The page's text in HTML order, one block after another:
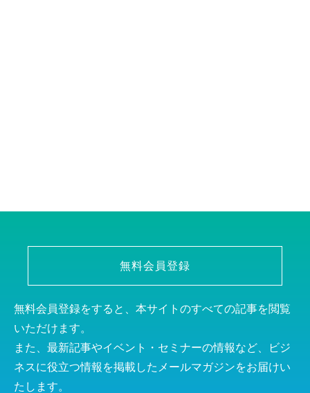
無料会員登録
無料会員登録をすると、本サイトのすべての記事を閲覧
いただけます。
また、最新記事やイベント・セミナーの情報など、ビジ
ネスに役立つ情報を掲載したメールマガジンをお届けい
たします。